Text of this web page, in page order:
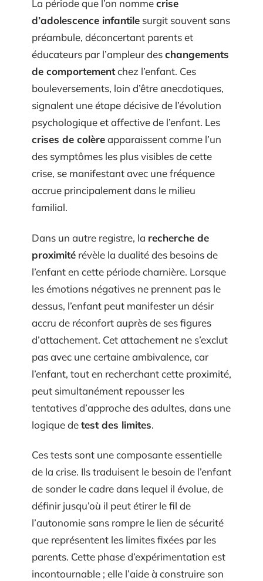
La période que l’on nommecrise
d’adolescence infantile surgit souvent sans
préambule, déconcertant parents et
éducateurs par l’ampleur deschangements
de comportementchez l’enfant. Ces
bouleversements, loin d’être anecdotiques,
signalent une étape décisive de l’évolution
psychologique et affective de l’enfant. Les
crises de colèreapparaissent comme l’un
des symptômes les plus visibles de cette
crise, se manifestant avec une fréquence
accrue principalement dans le milieu
familial.
Dans un autre registre, la recherche de
proximité révèle la dualité des besoins de
l’enfant en cette période charnière. Lorsque
les émotions négatives ne prennent pas le
dessus, l’enfant peut manifester un désir
accru de réconfort auprès de ses figures
d’attachement. Cet attachement ne s’exclut
pas avec une certaine ambivalence, car
l’enfant, tout en recherchant cette proximité,
peut simultanément repousser les
tentatives d’approche des adultes, dans une
logique detest des limites.
Ces tests sont une composante essentielle
de la crise. Ils traduisent le besoin de l’enfant
de sonder le cadre dans lequel il évolue, de
définir jusqu’où il peut étirer le fil de
l’autonomie sans rompre le lien de sécurité
que représentent les limites fixées par les
parents. Cette phase d’expérimentation est
incontournable ; elle l’aide à construire son